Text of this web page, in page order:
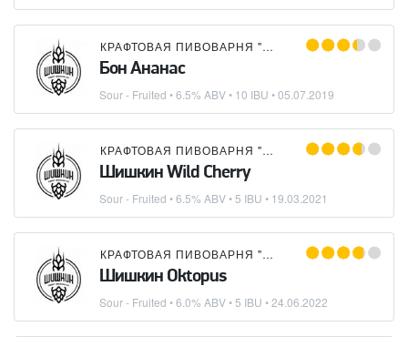
КРАФТОВАЯ ПИВОВАРНЯ "ШИШКИН"
Бон Ананас
Sour - Fruited • 6.5% ABV • 10 IBU •05.07.2019
КРАФТОВАЯ ПИВОВАРНЯ "ШИШКИН"
Шишкин Wild Cherry
Sour - Fruited • 6.5% ABV • 5 IBU • 19.03.2021
КРАФТОВАЯ ПИВОВАРНЯ "ШИШКИН"
Шишкин Oktopus
Sour - Fruited • 6.0% ABV • 5 IBU •24.06.2022